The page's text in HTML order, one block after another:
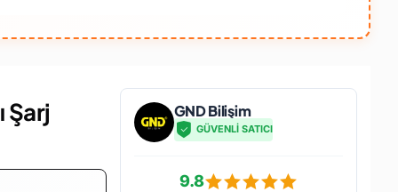
Şarj
GND Bilişim
GÜVENLİ SATICI
9.8